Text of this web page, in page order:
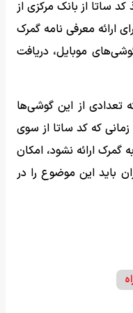
ساتا از بانک مرکزی از
ارائه معرفی نامه گمرک
موبایل، دریافت
تعدادی از این گوشی‌ها
که کد ساتا از سوی
گمرک ارائه نشود، امکان
باید این موضوع را در